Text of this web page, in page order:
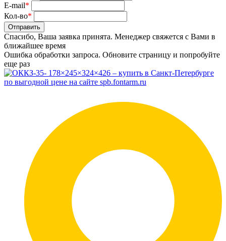
E-mail*
Кол-во*
Отправить
Спасибо, Ваша заявка принята. Менеджер свяжется с Вами в
ближайшее время
Ошибка обработки запроса. Обновите страницу и попробуйте
еще раз